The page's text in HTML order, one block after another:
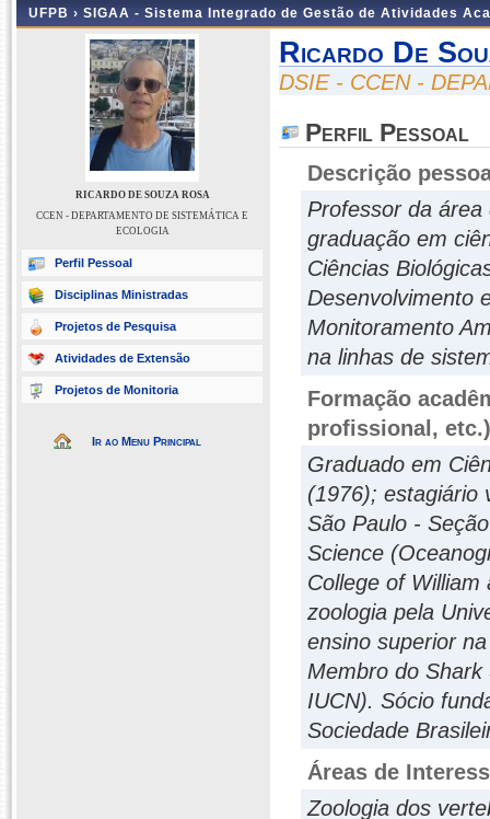
UFPB › SIGAA - Sistema Integrado de Gestão de Atividades
RICARDO DE SOUZA ROSA
CCEN - DEPARTAMENTO DE SISTEMÁTICA E
ECOLOGIA
Perfil Pessoal
Disciplinas Ministradas
Projetos de Pesquisa
Atividades de Extensão
Projetos de Monitoria
Ir ao Menu Principal
Ricardo De
DSIE - CCEN -
Perfil Pessoal
Descrição
Professor da
graduação em
Ciências
Desenvolvimento
Monitoramento
na linhas de
Formação
profissional, etc.)
Graduado em
(1976); estagiário
São Paulo -
Science
College of
zoologia pela
ensino superior
Membro do Shark
IUCN). Sócio
Sociedade
Áreas de
Zoologia dos